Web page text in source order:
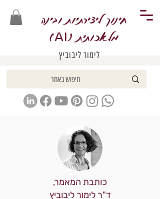
חינוך ליצירתיות ובינה
מלאכותית (AI
)
לימור ליבוביץ
כותבת המאמר,
ד"ר לימור ליבוביץ